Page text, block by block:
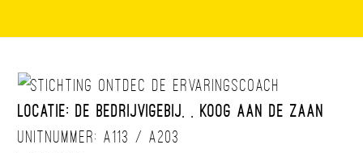
Locatie: De BedrijvigeBij, , Koog aan de Zaan
Unitnummer: A113 / A203